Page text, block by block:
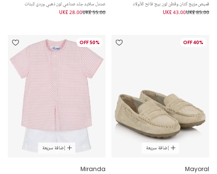
قميص مزيج كتان وقطن لون بيج فاتح للأولاد
UK£ 85.00
UK£ 43.00
صندل سلايد جلد صناعي لون ذهبي وردي للبنات
UK£ 55.00
UK£ 28.00
40% OFF
إضافة سريعة
Mayoral
50% OFF
إضافة سريعة
Miranda